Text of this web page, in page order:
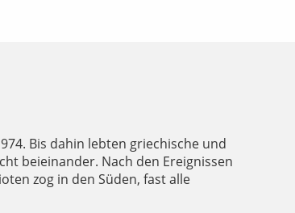
Bis dahin lebten griechische und
beieinander. Nach den Ereignissen
zog in den Süden, fast alle